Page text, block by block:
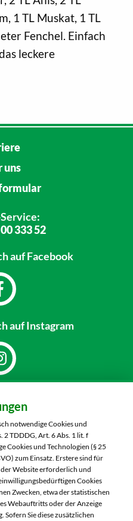
1 TL Muskat, 1 TL
Fenchel. Einfach
leckere
uns
333 52
auf Facebook
auf Instagram
Hönbach
199
8820
diese Woche:
notwendige Cookies und
2 TDDDG, Art. 6 Abs. 1 lit. f
Cookies und Technologien (§ 25
zum Einsatz. Erstere sind für
Website erforderlich und
Cookies
Zwecken, etwa der statistischen
Webauftritts oder der Anzeige
Sie diese zusätzlichen